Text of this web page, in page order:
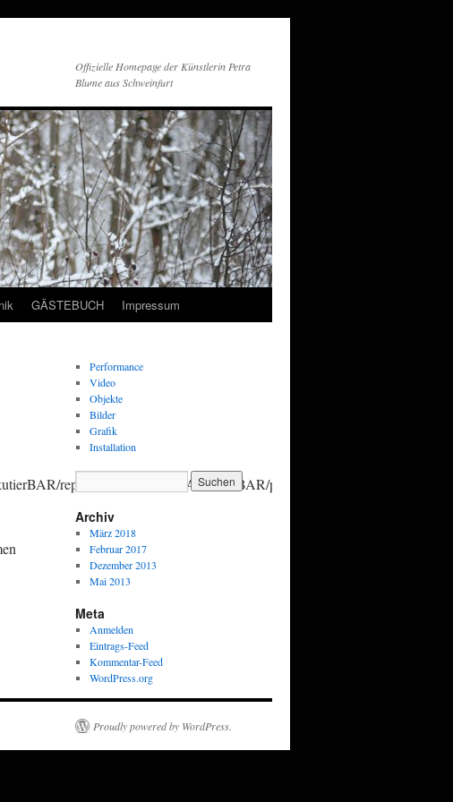
Offizielle Homepage der Künstlerin Petra
Blume aus Schweinfurt
GÄSTEBUCH Impressum
reparierBAR/vernetzBAR/streitBAR/planBAR/verwertBAR/
Performance
Video
Objekte
Bilder
Grafik
Installation
Archiv
März 2018
Februar 2017
Dezember 2013
Mai 2013
Meta
Anmelden
Eintrags-Feed
Kommentar-Feed
WordPress.org
Proudly powered by WordPress.